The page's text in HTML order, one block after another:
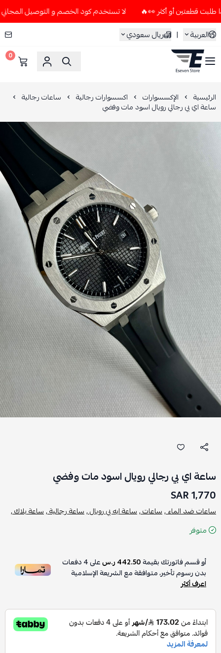
لا تستخدم كود الخصم و التوصيل المجاني " N7 " إلا إذا طلبت قطعتين أو أكثر 👀🔥
العربية
| ريال سعودي
ESEVEN STORE
0
الرئيسية الإكسسوارات اكسسوارات رجالية ساعات رجالية
ساعة اي بي رجالي رويال اسود مات وفضي
ساعة اي بي رجالي رويال اسود مات وفضي
1,770 SAR
ساعات ضد الماء ,ساعات ,ساعة ايه بي رويال ,ساعة رجالية ,ساعة بلاك ,
متوفر
أو قسم فاتورتك بقيمة442.50 ر.س على4دفعات
بدون رسوم تأخير، متوافقة مع الشريعة الإسلامية
اعرف أكثر